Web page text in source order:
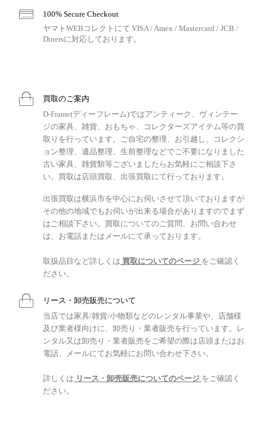
100% Secure Checkout
ヤマトWEBコレクトにて VISA / Amex / Mastercard / JCB /
Dinersに対応しております。
買取のご案内
D-Frame(ディーフレーム)ではアンティーク、ヴィンテー
ジの家具、雑貨、おもちゃ、コレクターズアイテム等の買
取りを行っています。ご自宅の整理、お引越し、コレクシ
ョン整理、遺品整理、生前整理などでご不要になりました
古い家具、雑貨類等ございましたらお気軽にご相談下さ
い。買取は店頭買取、出張買取にて行っております。
出張買取は横浜市を中心にお伺いさせて頂いておりますが
その他の地域でもお伺いが出来る場合がありますのでまず
はご相談下さい。買取についてのご質問、お問い合わせ
は、お電話またはメールにて承っております。
取扱品目など詳しくは 買取についてのページ をご確認く
ださい。
リース・卸売販売について
当店では家具/雑貨/小物類などのレンタル事業や、店舗様
及び業者様向けに、卸売り・業者販売を行っています。レ
ンタル又は卸売り・業者販売をご希望の際は店頭またはお
電話、メールにてお気軽にお問い合わせ下さい。
詳しくは リース・卸売販売についてのページ をご確認く
ださい。